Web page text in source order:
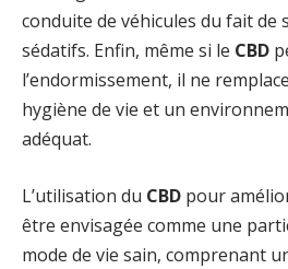
conduite de véhicules du fait de
sédatifs. Enfin, même si le CBD
l’endormissement, il ne
hygiène de vie et un
adéquat.
L’utilisation du CBD pour
être envisagée comme une
mode de vie sain, comprenant